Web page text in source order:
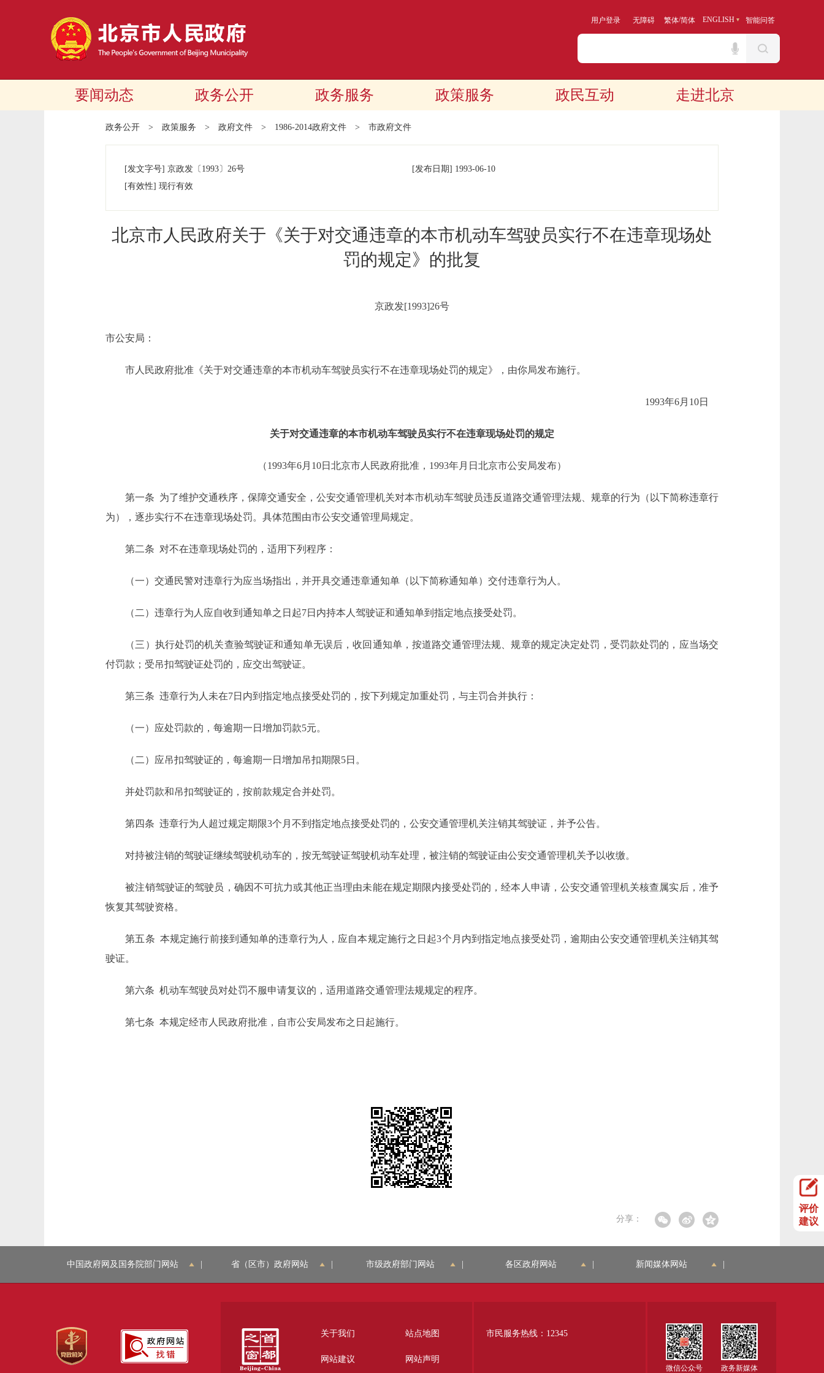
用户登录 无障碍 繁体/简体 ENGLISH 智能问答
要闻动态 政务公开 政务服务 政策服务 政民互动 走进北京
政务公开 > 政策服务 > 政府文件 > 1986-2014政府文件 > 市政府文件
[发文字号] 京政发 〔1993〕 26号 [发布日期] 1993-06-10
[有效性] 现行有效
北京市人民政府关于《关于对交通违章的本市机动车驾驶员实行不在违章现场处
罚的规定》的批复
京政发[1993]26号
市公安局：
市人民政府批准《关于对交通违章的本市机动车驾驶员实行不在违章现场处罚的规定》，由你局发布施行。
1993年6月10日
关于对交通违章的本市机动车驾驶员实行不在违章现场处罚的规定
（1993年6月10日北京市人民政府批准，1993年月日北京市公安局发布）
第一条 为了维护交通秩序，保障交通安全，公安交通管理机关对本市机动车驾驶员违反道路交通管理法规、规章的行为（以下简称违章行
为），逐步实行不在违章现场处罚。具体范围由市公安交通管理局规定。
第二条 对不在违章现场处罚的，适用下列程序：
（一）交通民警对违章行为应当场指出，并开具交通违章通知单（以下简称通知单）交付违章行为人。
（二）违章行为人应自收到通知单之日起7日内持本人驾驶证和通知单到指定地点接受处罚。
（三）执行处罚的机关查验驾驶证和通知单无误后，收回通知单，按道路交通管理法规、规章的规定决定处罚，受罚款处罚的，应当场交
付罚款；受吊扣驾驶证处罚的，应交出驾驶证。
第三条 违章行为人未在7日内到指定地点接受处罚的，按下列规定加重处罚，与主罚合并执行：
（一）应处罚款的，每逾期一日增加罚款5元。
（二）应吊扣驾驶证的，每逾期一日增加吊扣期限5日。
并处罚款和吊扣驾驶证的，按前款规定合并处罚。
第四条 违章行为人超过规定期限3个月不到指定地点接受处罚的，公安交通管理机关注销其驾驶证，并予公告。
对持被注销的驾驶证继续驾驶机动车的，按无驾驶证驾驶机动车处理，被注销的驾驶证由公安交通管理机关予以收缴。
被注销驾驶证的驾驶员，确因不可抗力或其他正当理由未能在规定期限内接受处罚的，经本人申请，公安交通管理机关核查属实后，准予
恢复其驾驶资格。
第五条 本规定施行前接到通知单的违章行为人，应自本规定施行之日起3个月内到指定地点接受处罚，逾期由公安交通管理机关注销其驾
驶证。
第六条 机动车驾驶员对处罚不服申请复议的，适用道路交通管理法规规定的程序。
第七条 本规定经市人民政府批准，自市公安局发布之日起施行。
分享：
评价
建议
中国政府网及国务院部门网站 省（区市）政府网站 市级政府部门网站 各区政府网站 新闻媒体网站
关于我们 站点地图
网站建议 网站声明
市民服务热线：12345
微信公众号 政务新媒体